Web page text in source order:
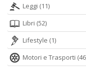
Leggi (11)
Libri (52)
Lifestyle (1)
Motori e Trasporti